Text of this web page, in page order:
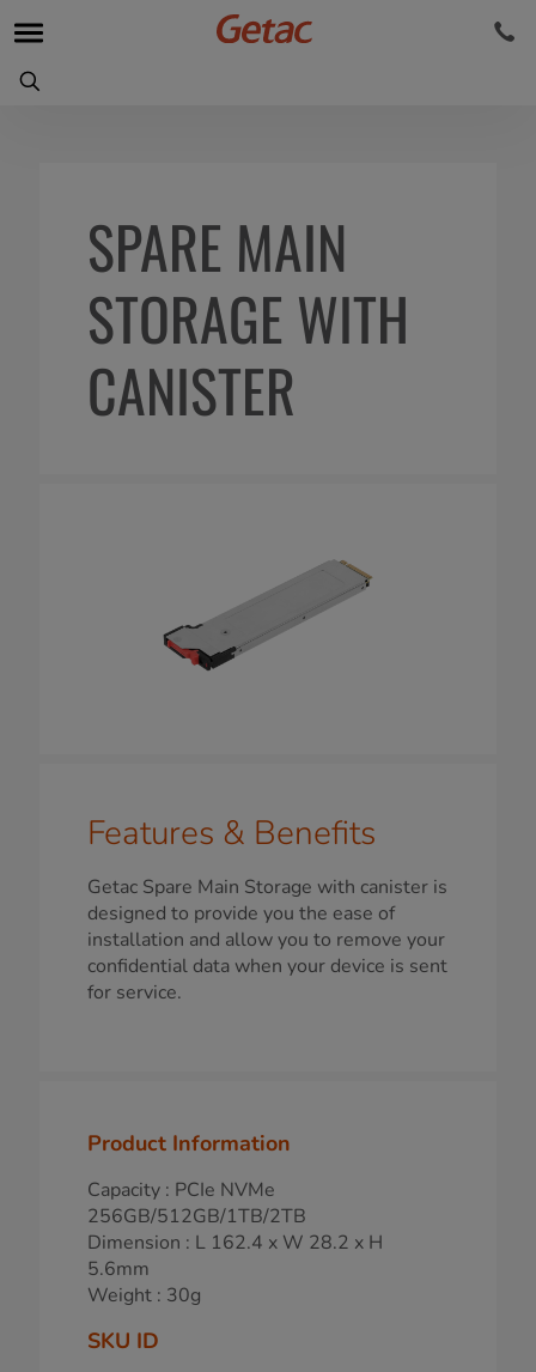
SPARE MAIN
STORAGE WITH
CANISTER
Features & Benefits
Getac Spare Main Storage with canister is
designed to provide you the ease of
installation and allow you to remove your
confidential data when your device is sent
for service.
Product Information
Capacity : PCIe NVMe
256GB/512GB/1TB/2TB
Dimension : L 162.4 x W 28.2 x H
5.6mm
Weight : 30g
SKU ID